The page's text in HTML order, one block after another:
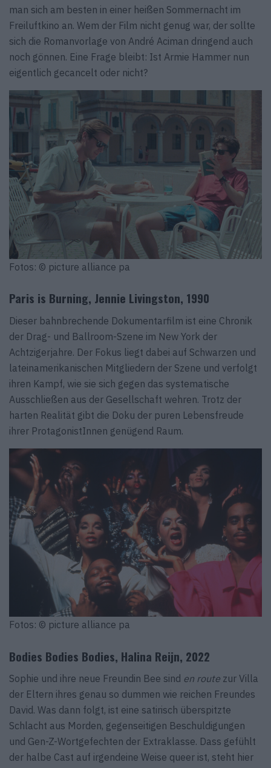
man sich am besten in einer heißen Sommernacht im
Freiluftkino an. Wem der Film nicht genug war, der sollte
sich die Romanvorlage von André Aciman dringend auch
noch gönnen. Eine Frage bleibt: Ist Armie Hammer nun
eigentlich gecancelt oder nicht?
Fotos: © picture alliance pa
Paris is Burning, Jennie Livingston, 1990
Dieser bahnbrechende Dokumentarfilm ist eine Chronik
der Drag- und Ballroom-Szene im New York der
Achtzigerjahre. Der Fokus liegt dabei auf Schwarzen und
lateinamerikanischen Mitgliedern der Szene und verfolgt
ihren Kampf, wie sie sich gegen das systematische
Ausschließen aus der Gesellschaft wehren. Trotz der
harten Realität gibt die Doku der puren Lebensfreude
ihrer ProtagonistInnen genügend Raum.
Fotos: © picture alliance pa
Bodies Bodies Bodies, Halina Reijn, 2022
Sophie und ihre neue Freundin Bee sind en route zur Villa
der Eltern ihres genau so dummen wie reichen Freundes
David. Was dann folgt, ist eine satirisch überspitzte
Schlacht aus Morden, gegenseitigen Beschuldigungen
und Gen-Z-Wortgefechten der Extraklasse. Dass gefühlt
der halbe Cast auf irgendeine Weise queer ist, steht hier